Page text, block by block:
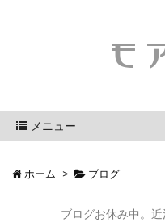
モ
メニュー
ホーム > ブログ
ブログお休み中。